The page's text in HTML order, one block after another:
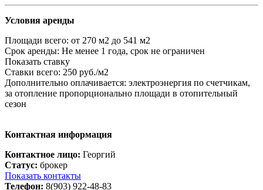
Условия аренды
Площади всего: от 270 м2 до 541 м2
Срок аренды: Не менее 1 года, срок не ограничен
Показать ставку
Ставки всего: 250 руб./м2
Дополнительно оплачивается: электроэнергия по счетчикам,
за отопление пропорционально площади в отопительный
сезон
Контактная информация
Контактное лицо: Георгий
Статус: брокер
Показать контакты
Телефон: 8(903) 922-48-83